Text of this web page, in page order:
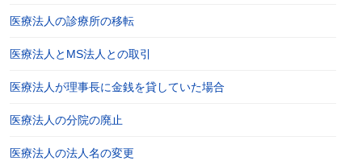
医療法人の診療所の移転
医療法人とMS法人との取引
医療法人が理事長に金銭を貸していた場合
医療法人の分院の廃止
医療法人の法人名の変更